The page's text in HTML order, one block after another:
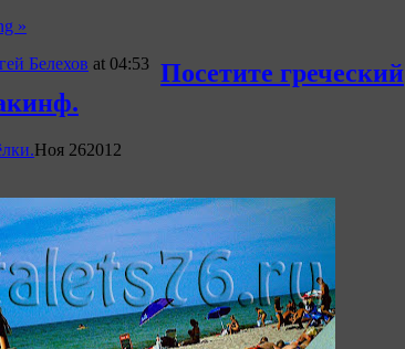
»
Белехов at 04:53
Посетите греческий
Ноя 262012